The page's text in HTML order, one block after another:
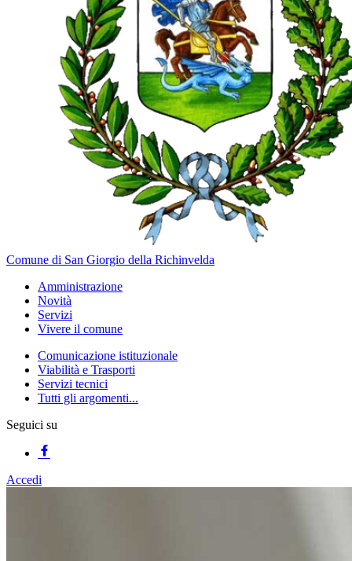
Comune di San Giorgio della Richinvelda
Amministrazione
Novità
Servizi
Vivere il comune
Comunicazione istituzionale
Viabilità e Trasporti
Servizi tecnici
Tutti gli argomenti...
Seguici su
Accedi